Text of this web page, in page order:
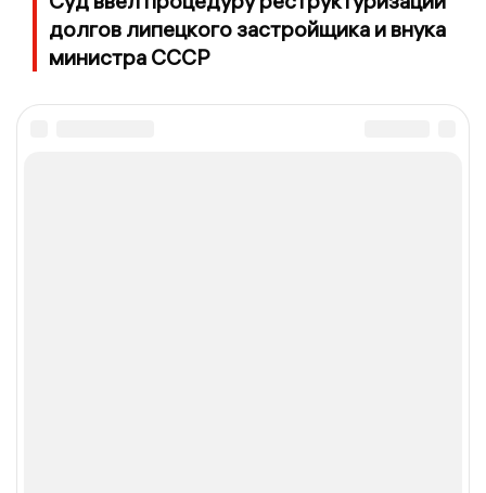
долгов липецкого застройщика и внука
министра СССР